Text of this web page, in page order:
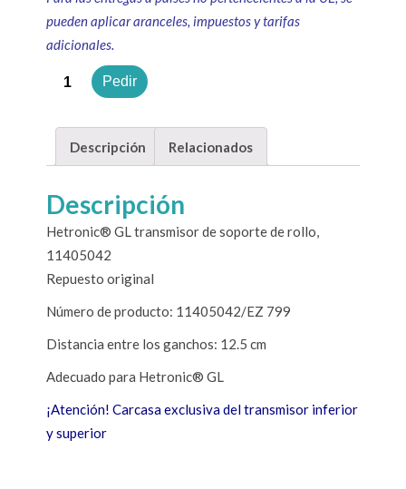
pueden aplicar aranceles, impuestos y tarifas
adicionales.
Cantidad Pedir
Descripción Relacionados
Descripción
Hetronic® GL transmisor de soporte de rollo,
11405042
Repuesto original
Número de producto: 11405042/EZ 799
Distancia entre los ganchos: 12.5 cm
Adecuado para Hetronic® GL
¡Atención! Carcasa exclusiva del transmisor inferior
y superior